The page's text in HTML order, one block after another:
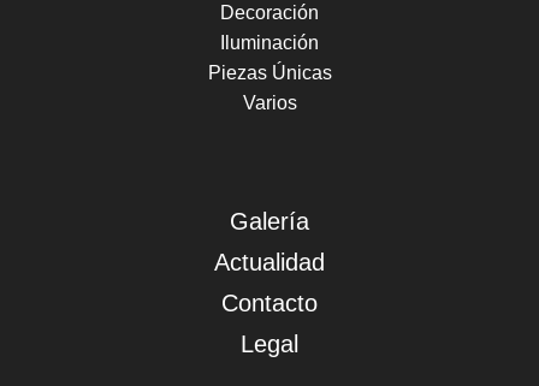
Decoración
Iluminación
Piezas Únicas
Varios
Galería
Actualidad
Contacto
Legal